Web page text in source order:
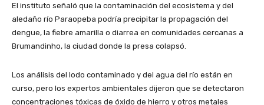
El instituto señaló que la contaminación del ecosistema y del
aledaño río Paraopeba podría precipitar la propagación del
dengue, la fiebre amarilla o diarrea en comunidades cercanas a
Brumandinho, la ciudad donde la presa colapsó.
Los análisis del lodo contaminado y del agua del río están en
curso, pero los expertos ambientales dijeron que se detectaron
concentraciones tóxicas de óxido de hierro y otros metales